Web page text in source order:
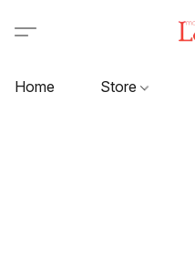
Home Store